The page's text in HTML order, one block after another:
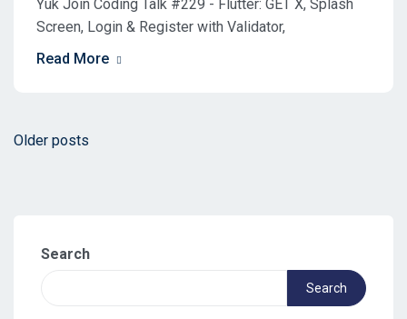
Yuk Join Coding Talk #229 - Flutter: GET X, Splash
Screen, Login & Register with Validator,
Read More
Posts
Older posts
Search
Search